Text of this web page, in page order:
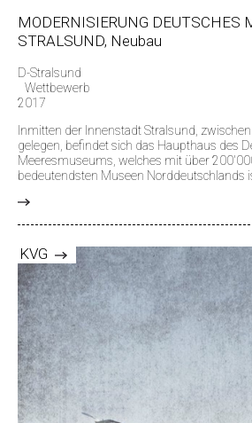
MODERNISIERUNG DEUTSCHES
STRALSUND, Neubau
D-Stralsund
Wettbewerb
2017
Inmitten der Innenstadt Stralsund,
gelegen, befindet sich das Haupthaus des
Meeresmuseums, welches mit über
bedeutendsten Museen Norddeutschlands
KVG